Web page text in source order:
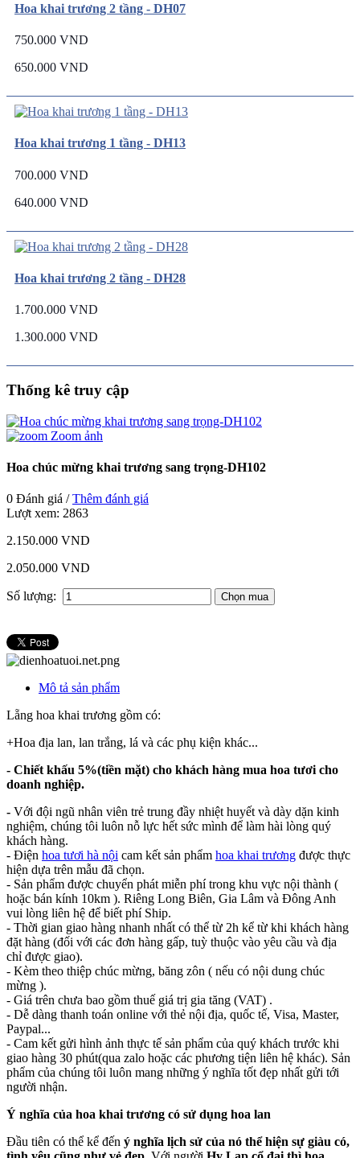
Hoa khai trương 2 tầng - DH07
750.000 VND
650.000 VND
Hoa khai trương 1 tầng - DH13
700.000 VND
640.000 VND
Hoa khai trương 2 tầng - DH28
1.700.000 VND
1.300.000 VND
Thống kê truy cập
Zoom ảnh
Hoa chúc mừng khai trương sang trọng-DH102
0 Đánh giá /Thêm đánh giá
Lượt xem: 2863
2.150.000 VND
2.050.000 VND
Số lượng:
Mô tả sản phẩm
Lẵng hoa khai trương gồm có:
+Hoa địa lan, lan trắng, lá và các phụ kiện khác...
- Chiết khấu 5%(tiền mặt) cho khách hàng mua hoa tươi cho
doanh nghiệp.
- Với đội ngũ nhân viên trẻ trung đầy nhiệt huyết và dày dặn kinh
nghiệm, chúng tôi luôn nỗ lực hết sức mình để làm hài lòng quý
khách hàng.
- Điện hoa tươi hà nội cam kết sản phẩm hoa khai trương được thực
hiện dựa trên mẫu đã chọn.
- Sản phẩm được chuyển phát miễn phí trong khu vực nội thành (
hoặc bán kính 10km ). Riêng Long Biên, Gia Lâm và Đông Anh
vui lòng liên hệ để biết phí Ship.
- Thời gian giao hàng nhanh nhất có thể từ 2h kể từ khi khách hàng
đặt hàng (đối với các đơn hàng gấp, tuỳ thuộc vào yêu cầu và địa
chỉ được giao).
- Kèm theo thiệp chúc mừng, băng zôn ( nếu có nội dung chúc
mừng ).
- Giá trên chưa bao gồm thuế giá trị gia tăng (VAT) .
- Dễ dàng thanh toán online với thẻ nội địa, quốc tế, Visa, Master,
Paypal...
- Cam kết gửi hình ảnh thực tế sản phẩm của quý khách trước khi
giao hàng 30 phút(qua zalo hoặc các phương tiện liên hệ khác). Sản
phẩm của chúng tôi luôn mang những ý nghĩa tốt đẹp nhất gửi tới
người nhận.
Ý nghĩa của hoa khai trương có sử dụng hoa lan
Đầu tiên có thể kể đến ý nghĩa lịch sử của nó thể hiện sự giàu có,